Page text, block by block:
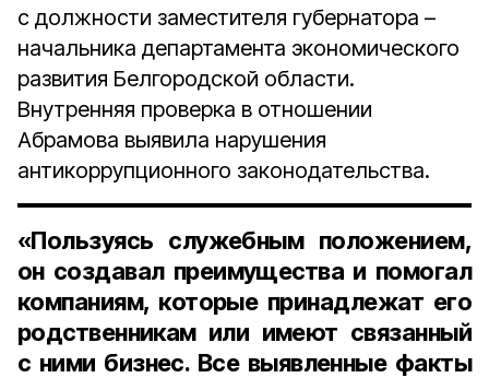
с должности заместителя губернатора –
начальника департамента экономического
развития Белгородской области.
Внутренняя проверка в отношении
Абрамова выявила нарушения
антикоррупционного законодательства.
«Пользуясь служебным положением,
он создавал преимущества и помогал
компаниям, которые принадлежат его
родственникам или имеют связанный
с ними бизнес. Все выявленные факты